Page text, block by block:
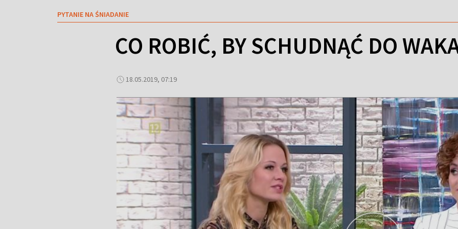
PYTANIE NA ŚNIADANIE
CO ROBIĆ, BY SCHUDNĄĆ DO
18.05.2019, 07:19